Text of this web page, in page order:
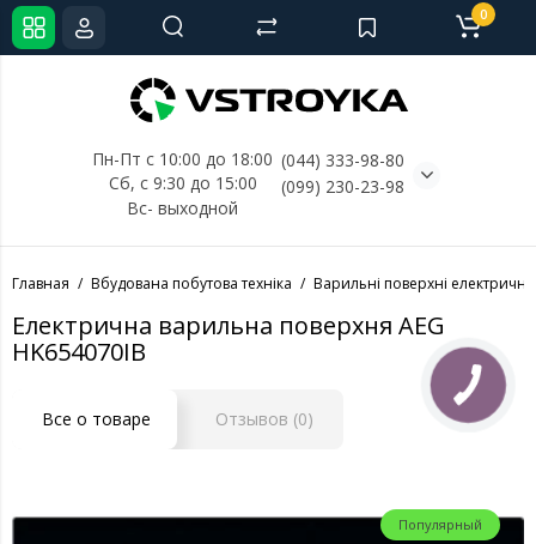
Пн-Пт с 10:00 до 18:00
Сб, с 9:30 до 15:00
Вс- выходной
(044) 333-98-80
(099) 230-23-98
0
Главная Вбудована побутова техніка Варильні поверхні електричні
Електрична варильна поверхня AEG
HK654070IB
Все о товаре Отзывов (0)
Популярный